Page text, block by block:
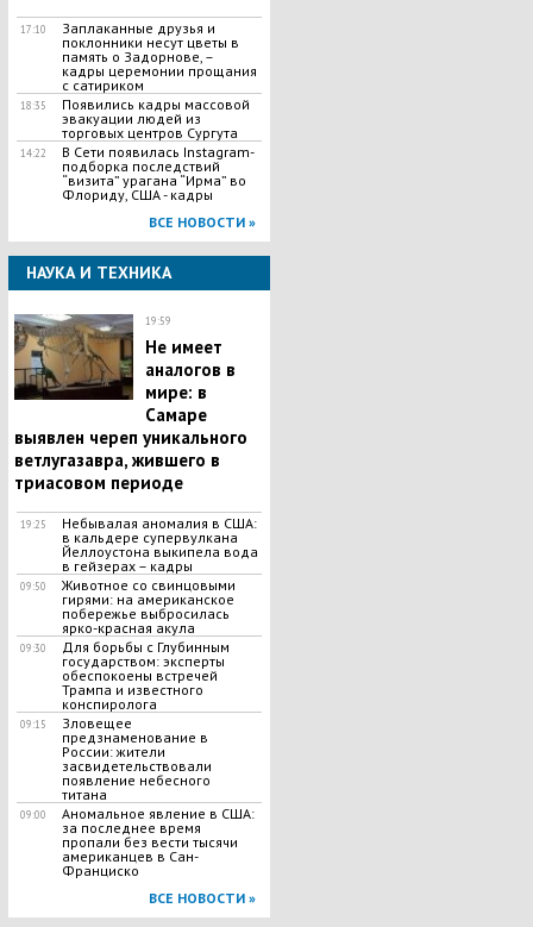
17:10
Заплаканные друзья и
поклонники несут цветы в
память о Задорнове, –
кадры церемонии прощания
с сатириком
18:35
Появились кадры массовой
эвакуации людей из
торговых центров Сургута
14:22
В Сети появилась Іnstagram-
подборка последствий
“визита” урагана “Ирма” во
Флориду, США - кадры
ВСЕ НОВОСТИ »
НАУКА И ТЕХНИКА
19:59
Не имеет
аналогов в
мире: в
Самаре
выявлен череп уникального
ветлугазавра, жившего в
триасовом периоде
19:25
Небывалая аномалия в США:
в кальдере супервулкана
Йеллоустона выкипела вода
в гейзерах – кадры
09:50
Животное со свинцовыми
гирями: на американское
побережье выбросилась
ярко-красная акула
09:30
Для борьбы с Глубинным
государством: эксперты
обеспокоены встречей
Трампа и известного
конспиролога
09:15
Зловещее
предзнаменование в
России: жители
засвидетельствовали
появление небесного
титана
09:00
Аномальное явление в США:
за последнее время
пропали без вести тысячи
американцев в Сан-
Франциско
ВСЕ НОВОСТИ »